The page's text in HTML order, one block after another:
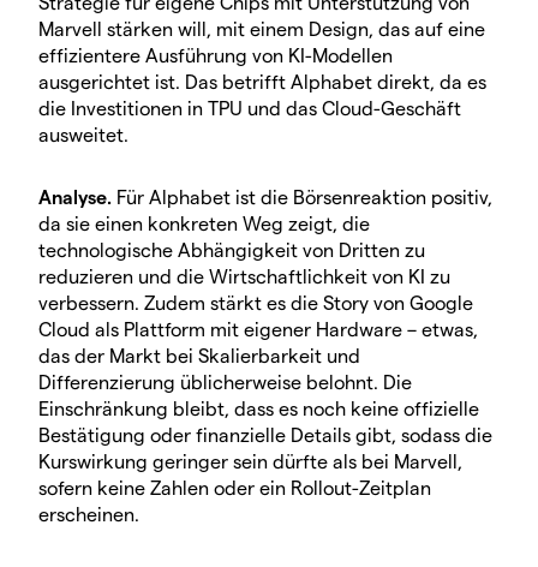
Marvell stärken will, mit einem Design, das auf eine
effizientere Ausführung von KI-Modellen
ausgerichtet ist. Das betrifft Alphabet direkt, da es
die Investitionen in TPU und das Cloud-Geschäft
ausweitet.
Analyse. Für Alphabet ist die Börsenreaktion positiv,
da sie einen konkreten Weg zeigt, die
technologische Abhängigkeit von Dritten zu
reduzieren und die Wirtschaftlichkeit von KI zu
verbessern. Zudem stärkt es die Story von Google
Cloud als Plattform mit eigener Hardware – etwas,
das der Markt bei Skalierbarkeit und
Differenzierung üblicherweise belohnt. Die
Einschränkung bleibt, dass es noch keine offizielle
Bestätigung oder finanzielle Details gibt, sodass die
Kurswirkung geringer sein dürfte als bei Marvell,
sofern keine Zahlen oder ein Rollout-Zeitplan
erscheinen.